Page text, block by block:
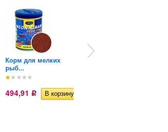
Корм для мелких
рыб...
494,91 Р
Корм для всех рыб